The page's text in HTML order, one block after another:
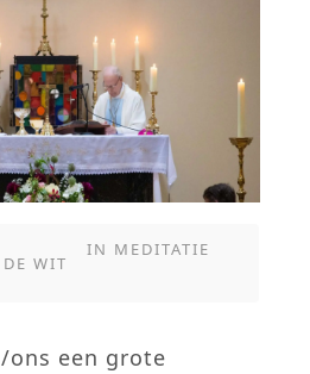
DE WIT
IN MEDITATIE
een grote